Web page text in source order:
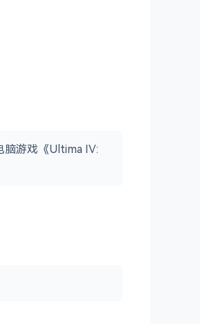
脑游戏《Ultima IV: